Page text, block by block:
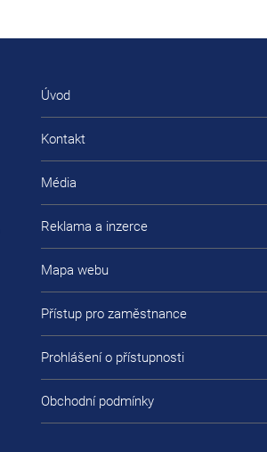
Úvod
Kontakt
Média
Reklama a inzerce
Mapa webu
Přístup pro zaměstnance
Prohlášení o přístupnosti
Obchodní podmínky